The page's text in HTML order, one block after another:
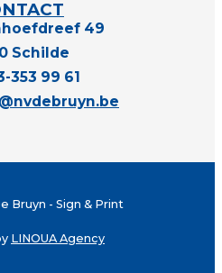
49
Schilde
353 99 61
Bruyn - Sign & Print
LINOUA Agency